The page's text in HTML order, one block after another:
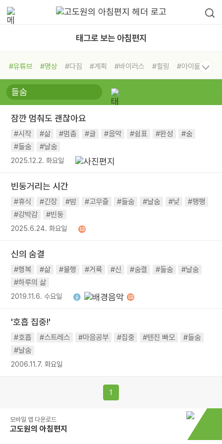
태그로 보는 아침편지
#유튜브 #명상 #다짐 #계획 #바이러스 #힐링
#아이들
#비전캠프
#독서캠프 #삶
#희망
#나눔 #친구 #링컨학교
#독서
#건강 #면역력
잠깐 멈춰도 괜찮아요
#시작 #삶 #멈춤 #글 #음악 #쉼표 #완성
#숨
#들숨
#날숨
2025.12.2. 화요일
빈둥거리는 시간
#휴식 #긴장 #밤 #고무줄 #들숨 #날숨 #낮
#팽팽
#강박감
#빈둥
2025.6.24. 화요일
신의 숨결
#행복 #삶 #불행 #거룩 #신 #숨결 #들숨
#날숨
#하루의 삶
2019.11.6. 수요일
'호흡 집중!'
#호흡 #스트레스 #마음공부 #집중 #텐진 빠모
#들숨
#날숨
2006.11.7. 화요일
1
모바일 앱 다운로드
고도원의 아침편지